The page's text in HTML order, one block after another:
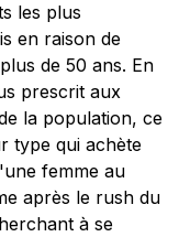
les plus
en raison de
de 50 ans. En
prescrit aux
la population, ce
type qui achète
femme au
après le rush du
à se